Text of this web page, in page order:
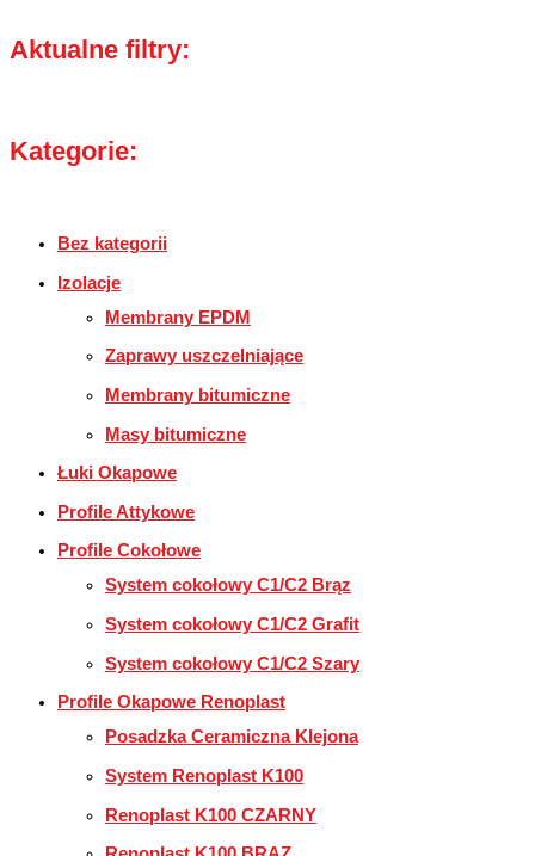
Aktualne filtry:
Kategorie:
Bez kategorii
Izolacje
Membrany EPDM
Zaprawy uszczelniające
Membrany bitumiczne
Masy bitumiczne
Łuki Okapowe
Profile Attykowe
Profile Cokołowe
System cokołowy C1/C2 Brąz
System cokołowy C1/C2 Grafit
System cokołowy C1/C2 Szary
Profile Okapowe Renoplast
Posadzka Ceramiczna Klejona
System Renoplast K100
Renoplast K100 CZARNY